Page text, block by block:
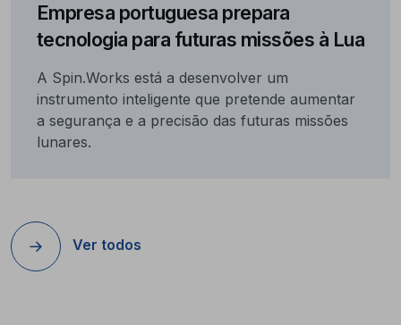
Empresa portuguesa prepara
tecnologia para futuras missões à Lua
A Spin.Works está a desenvolver um
instrumento inteligente que pretende aumentar
a segurança e a precisão das futuras missões
lunares.
Ver todos